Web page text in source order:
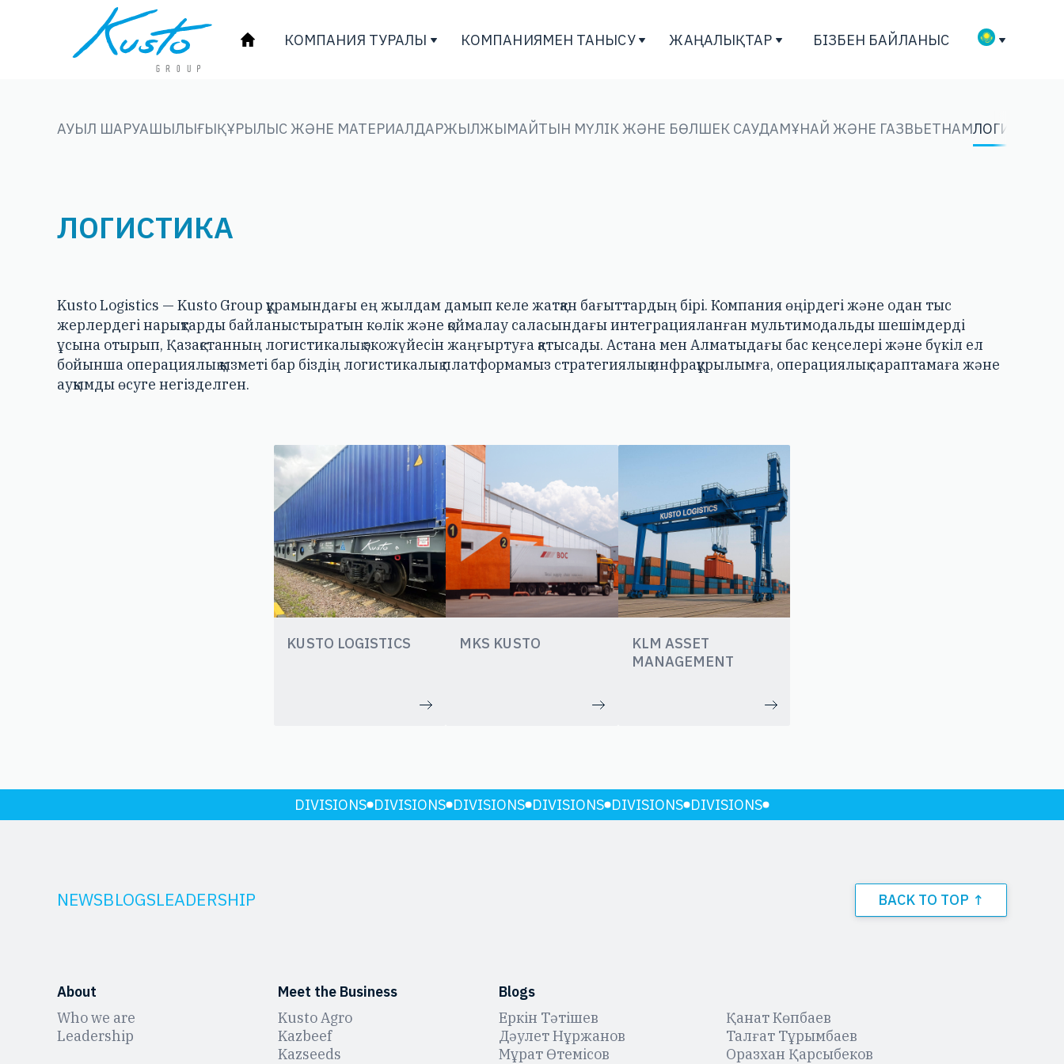
КОМПАНИЯ ТУРАЛЫ КОМПАНИЯМЕН ТАНЫСУ ЖАҢАЛЫҚТАР БІЗБЕН БАЙЛАНЫС
АУЫЛ ШАРУАШЫЛЫҒЫҚҰРЫЛЫС ЖӘНЕ МАТЕРИАЛДАРЖЫЛЖЫМАЙТЫН МҮЛІК ЖӘНЕ БӨЛШЕК САУДАМҰНАЙ ЖӘНЕ ГАЗВЬЕТНАМЛОГИСТИКА
ЛОГИСТИКА
Kusto Logistics — Kusto Group құрамындағы ең жылдам дамып келе жатқан бағыттардың бірі. Компания өңірдегі және одан тыс
жерлердегі нарықтарды байланыстыратын көлік және қоймалау саласындағы интеграцияланған мультимодальды шешімдерді
ұсына отырып, Қазақстанның логистикалық экожүйесін жаңғыртуға қатысады. Астана мен Алматыдағы бас кеңселері және бүкіл ел
бойынша операциялық қызметі бар біздің логистикалық платформамыз стратегиялық инфрақұрылымға, операциялық сараптамаға және
ауқымды өсуге негізделген.
KUSTO LOGISTICS MKS KUSTO
KLM ASSET
MANAGEMENT
DIVISIONS DIVISIONS DIVISIONS DIVISIONS DIVISIONS DIVISIONS
NEWSBLOGSLEADERSHIP BACK TO TOP ↑
About
Who we are
Leadership
Meet the Business
Kusto Agro
Kazbeef
Kazseeds
Blogs
Еркін Тәтішев
Қанат Көпбаев
Дәулет Нұржанов
Талғат Тұрымбаев
Мұрат Өтемісов
Оразхан Қарсыбеков